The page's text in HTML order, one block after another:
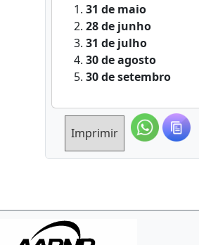
31 de maio
28 de junho
31 de julho
30 de agosto
30 de setembro
Imprimir